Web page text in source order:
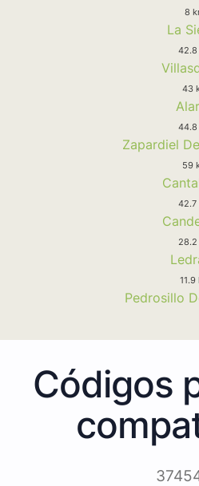
8
La
42.8
43
44.8
Zapardiel
59
42.7
28.2
11.9
Pedrosillo
Códigos